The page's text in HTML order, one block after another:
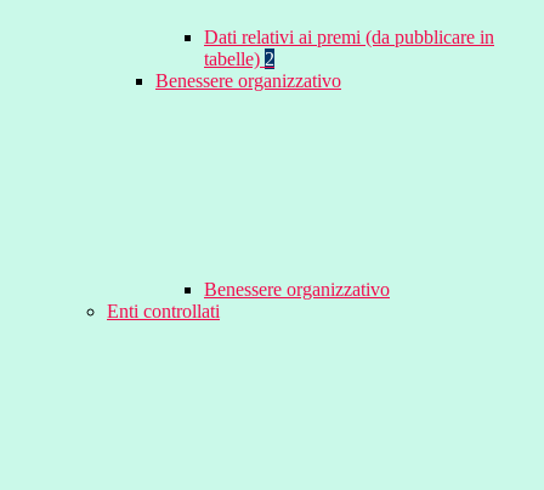
Dati relativi ai premi (da pubblicare in
tabelle) 2
Benessere organizzativo
Benessere organizzativo
Enti controllati